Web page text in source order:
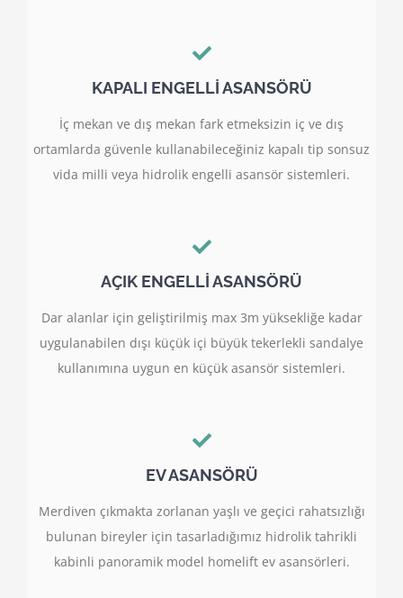
KAPALI ENGELLİ ASANSÖRÜ
İç mekan ve dış mekan fark etmeksizin iç ve dış
ortamlarda güvenle kullanabileceğiniz kapalı tip sonsuz
vida milli veya hidrolik engelli asansör sistemleri.
AÇIK ENGELLİ ASANSÖRÜ
Dar alanlar için geliştirilmiş max 3m yüksekliğe kadar
uygulanabilen dışı küçük içi büyük tekerlekli sandalye
kullanımına uygun en küçük asansör sistemleri.
EV ASANSÖRÜ
Merdiven çıkmakta zorlanan yaşlı ve geçici rahatsızlığı
bulunan bireyler için tasarladığımız hidrolik tahrikli
kabinli panoramik model homelift ev asansörleri.